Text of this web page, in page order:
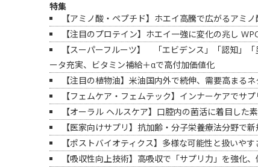
特集
【アミノ酸・ペプチド】ホエイ高騰で広がるアミ
【注目のプロテイン】ホエイ一強に変化の兆し
【スーパーフルーツ】 「エビデンス」「認知」
ータ充実、ビタミン補給＋αで高付加価値化
【注目の植物油】米油国内外で続伸、需要高まる
【フェムケア・フェムテック】インナーケアでサ
【オーラル ヘルスケア】口腔内の菌活に着目した
【医家向けサプリ】抗加齢・分子栄養療法分野で
【ポストバイオティクス】多様な可能性と扱いや
【吸収性向上技術】高吸収で「サプリ力」を強化